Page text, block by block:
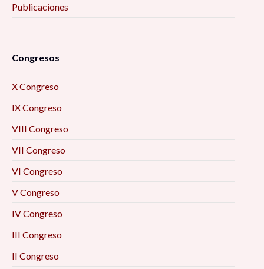
Publicaciones
Congresos
X Congreso
IX Congreso
VIII Congreso
VII Congreso
VI Congreso
V Congreso
IV Congreso
III Congreso
II Congreso